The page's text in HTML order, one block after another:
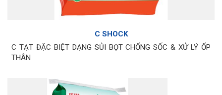
C SHOCK
C TẠT ĐẶC BIỆT DẠNG SỦI BỌT CHỐNG SỐC & XỬ LÝ ỐP
THÂN